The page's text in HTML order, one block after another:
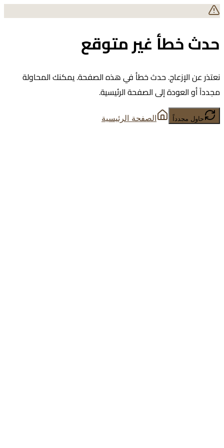
حدث خطأ غير متوقع
نعتذر عن الإزعاج. حدث خطأ في هذه الصفحة. يمكنك المحاولة
مجدداً أو العودة إلى الصفحة الرئيسية.
حاول مجدداً الصفحة الرئيسية